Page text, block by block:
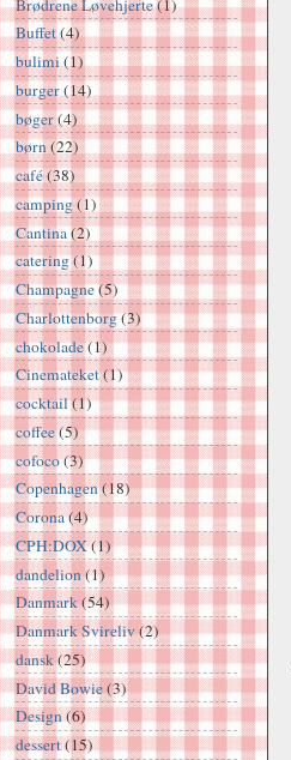
Brødrene Løvehjerte(1)
Buffet(4)
bulimi(1)
burger(14)
bøger(4)
børn(22)
café(38)
camping(1)
Cantina(2)
catering(1)
Champagne(5)
Charlottenborg(3)
chokolade(1)
Cinemateket(1)
cocktail(1)
coffee(5)
cofoco(3)
Copenhagen(18)
Corona(4)
CPH:DOX(1)
dandelion(1)
Danmark(54)
Danmark Svireliv(2)
dansk(25)
David Bowie(3)
Design(6)
dessert(15)